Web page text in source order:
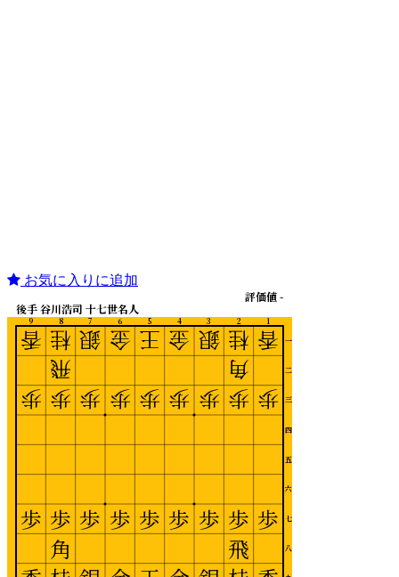
お気に入りに追加
1
2
3
4
5
6
7
8
9
一
二
三
四
五
六
七
八
後手 谷川浩司 十七世名人
評価値 -
香
歩
歩
桂
角
歩
歩
飛
銀
歩
歩
金
歩
歩
王
歩
歩
金
歩
歩
銀
歩
歩
桂
飛
歩
歩
角
香
歩
歩